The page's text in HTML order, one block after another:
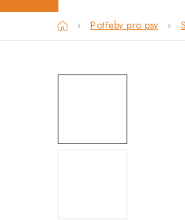
DomůPotřeby pro psy